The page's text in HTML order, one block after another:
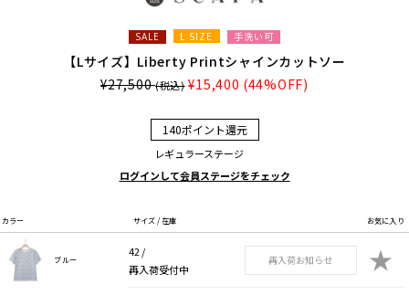
SALE L SIZE 手洗い可
【Lサイズ】Liberty Printシャインカットソー
¥27,500(税込) ¥15,400 (44%OFF)
140ポイント還元
レギュラーステージ
ログインして会員ステージをチェック
カラー サイズ / 在庫 お気に入り
ブルー
42 /
再入荷受付中
再入荷お知らせ ★